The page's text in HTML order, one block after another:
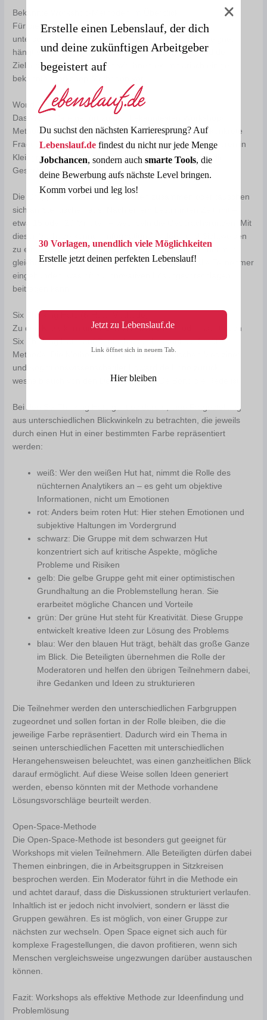
Bekannte Workshop-Methoden im Überblick
Für die Gestaltung eines Workshops stehen viele
unterschiedliche Methoden zur Verfügung. Was sich eignet,
hängt von der Ausgangssituation, den Beteiligten und der
Zielsetzung ab. Hier stellen wir Ihnen exemplarisch einige
bekannte Workshop-Methoden vor.
World Café
Das World Café gehört zu den bekanntesten Workshop-
Methoden. Bei dieser Variante stehen verschiedene konkrete
Fragestellungen im Vordergrund. Die Beteiligten diskutieren in
Kleingruppen von bis zu sechs Personen, wobei sich die
Gesprächspartner immer wieder ändern.
Die Gruppen setzen sich an Tischen zusammen oder tauschen
sich an Stehtischen aus. Nach einem bestimmten Zeitlimit –
etwa 15 oder 20 Minuten – wechseln die Gesprächsrunden. Mit
dieser Methode können Informationen, Ideen und Sichtweisen
zu einem Thema ausgetauscht werden, das die Teilnehmer
gleichermaßen betrifft. Beim World Café werden alle Teilnehmer
eingebunden, was oft zu innovativen Lösungsvorschlägen
beitragen kann.
Six Thinking Hats (6-Hüte-Methode)
Zu den Klassikern unter den Workshop-Methoden zählt auch
Six Thinking Hats, auf Deutsch auch bekannt als 6-Hüte-
Methode. Die Methode geht auf den maltesischen Mediziner
und Kognitionswissenschaftler Edward de Bono zurück,
weshalb auch von den Denkhüten von De Bono die Rede ist.
Bei den Six Thinking Hats geht es darum, eine Fragestellung
aus unterschiedlichen Blickwinkeln zu betrachten, die jeweils
durch einen Hut in einer bestimmten Farbe repräsentiert
werden:
weiß: Wer den weißen Hut hat, nimmt die Rolle des
nüchternen Analytikers an – es geht um objektive
Informationen, nicht um Emotionen
rot: Anders beim roten Hut: Hier stehen Emotionen und
subjektive Haltungen im Vordergrund
schwarz: Die Gruppe mit dem schwarzen Hut
konzentriert sich auf kritische Aspekte, mögliche
Probleme und Risiken
gelb: Die gelbe Gruppe geht mit einer optimistischen
Grundhaltung an die Problemstellung heran. Sie
erarbeitet mögliche Chancen und Vorteile
grün: Der grüne Hut steht für Kreativität. Diese Gruppe
entwickelt kreative Ideen zur Lösung des Problems
blau: Wer den blauen Hut trägt, behält das große Ganze
im Blick. Die Beteiligten übernehmen die Rolle der
Moderatoren und helfen den übrigen Teilnehmern dabei,
ihre Gedanken und Ideen zu strukturieren
Die Teilnehmer werden den unterschiedlichen Farbgruppen
zugeordnet und sollen fortan in der Rolle bleiben, die die
jeweilige Farbe repräsentiert. Dadurch wird ein Thema in
seinen unterschiedlichen Facetten mit unterschiedlichen
Herangehensweisen beleuchtet, was einen ganzheitlichen Blick
darauf ermöglicht. Auf diese Weise sollen Ideen generiert
werden, ebenso könnten mit der Methode vorhandene
Lösungsvorschläge beurteilt werden.
Open-Space-Methode
Die Open-Space-Methode ist besonders gut geeignet für
Workshops mit vielen Teilnehmern. Alle Beteiligten dürfen dabei
Themen einbringen, die in Arbeitsgruppen in Sitzkreisen
besprochen werden. Ein Moderator führt in die Methode ein
und achtet darauf, dass die Diskussionen strukturiert verlaufen.
Inhaltlich ist er jedoch nicht involviert, sondern er lässt die
Gruppen gewähren. Es ist möglich, von einer Gruppe zur
nächsten zur wechseln. Open Space eignet sich auch für
komplexe Fragestellungen, die davon profitieren, wenn sich
Menschen vergleichsweise ungezwungen darüber austauschen
können.
Fazit: Workshops als effektive Methode zur Ideenfindung und
Problemlösung
Erstelle einen Lebenslauf, der dich
und deine zukünftigen Arbeitgeber
begeistert auf
Link öffnet sich in neuem Tab.
Hier bleiben
Du suchst den nächsten Karrieresprung? Auf
Lebenslauf.defindest du nicht nur jede Menge
Jobchancen, sondern auch smarte Tools, die
deine Bewerbung aufs nächste Level bringen.
Komm vorbei und leg los!
30 Vorlagen, unendlich viele Möglichkeiten
Erstelle jetzt deinen perfekten Lebenslauf!
Jetzt zu Lebenslauf.de